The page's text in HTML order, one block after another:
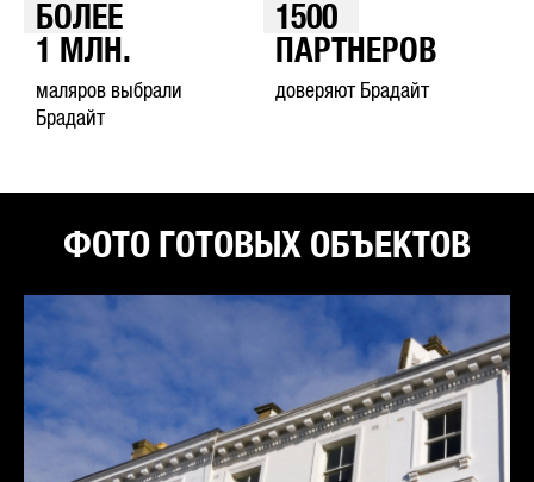
БОЛЕЕ
1
МЛН.
маляров выбрали
Брадайт
1500
ПАРТНЕРОВ
доверяют Брадайт
ФОТО ГОТОВЫХ ОБЪЕКТОВ